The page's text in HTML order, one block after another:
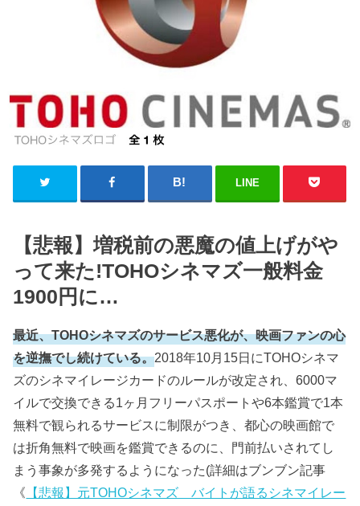
LINE
【悲報】増税前の悪魔の値上げがや
って来た!TOHOシネマズ一般料金
1900円に…
最近、TOHOシネマズのサービス悪化が、映画ファンの心
を逆撫でし続けている。2018年10月15日にTOHOシネマ
ズのシネマイレージカードのルールが改定され、6000マ
イルで交換できる1ヶ月フリーパスポートや6本鑑賞で1本
無料で観られるサービスに制限がつき、都心の映画館で
は折角無料で映画を鑑賞できるのに、門前払いされてし
まう事象が多発するようになった(詳細はブンブン記事
《 【悲報】元TOHOシネマズ バイトが語るシネマイレー